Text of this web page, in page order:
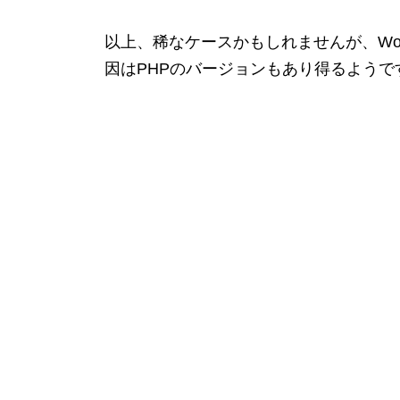
以上、稀なケースかもしれませんが、
因はPHPのバージョンもあり得るようで